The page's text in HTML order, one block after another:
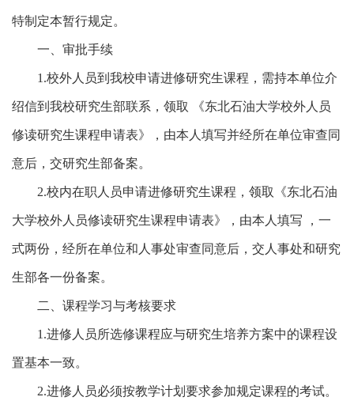
特制定本暂行规定。
一、审批手续
1.校外人员到我校申请进修研究生课程，需持本单位介
绍信到我校研究生部联系，领取 《东北石油大学校外人员
修读研究生课程申请表》，由本人填写并经所在单位审查同
意后，交研究生部备案。
2.校内在职人员申请进修研究生课程，领取《东北石油
大学校外人员修读研究生课程申请表》，由本人填写 ，一
式两份，经所在单位和人事处审查同意后，交人事处和研究
生部各一份备案。
二、课程学习与考核要求
1.进修人员所选修课程应与研究生培养方案中的课程设
置基本一致。
2.进修人员必须按教学计划要求参加规定课程的考试。